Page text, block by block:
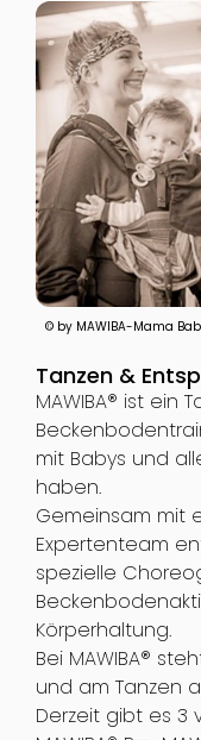
© by MAWIBA-Mama
Tanzen &
MAWIBA® ist ein
mit Babys und
haben.
Gemeinsam mit
Expertenteam
spezielle
Körperhaltung.
Bei MAWIBA®
und am Tanzen
Derzeit gibt es 3